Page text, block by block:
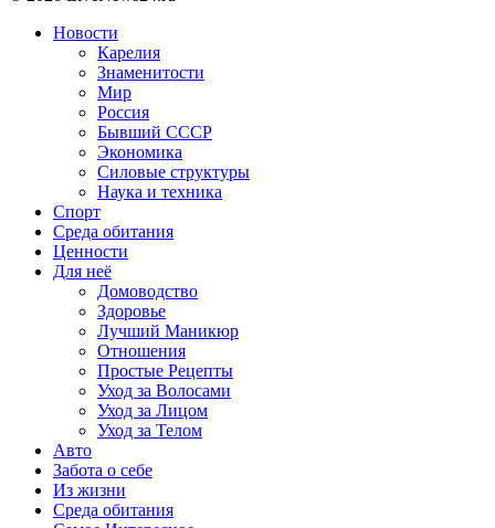
Новости
Карелия
Знаменитости
Мир
Россия
Бывший СССР
Экономика
Силовые структуры
Наука и техника
Спорт
Среда обитания
Ценности
Для неё
Домоводство
Здоровье
Лучший Маникюр
Отношения
Простые Рецепты
Уход за Волосами
Уход за Лицом
Уход за Телом
Авто
Забота о себе
Из жизни
Среда обитания